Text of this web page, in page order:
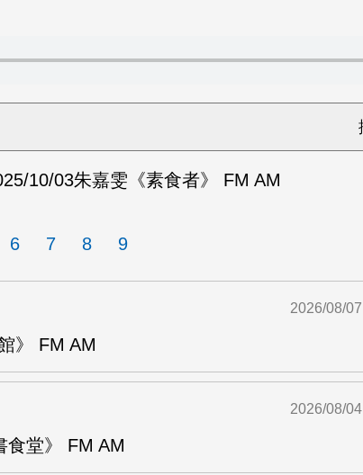
10/03朱嘉雯《素食者》 FM AM
6 7 8 9
》 FM AM
2026/08/07
食堂》 FM AM
2026/08/04